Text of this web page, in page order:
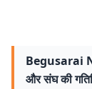
Begusarai
और संघ की